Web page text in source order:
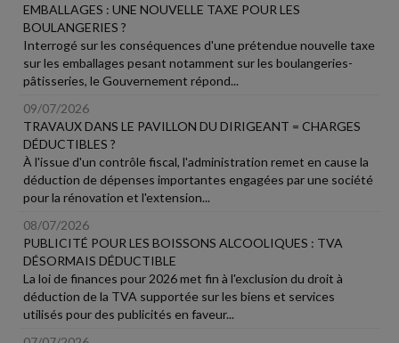
EMBALLAGES : UNE NOUVELLE TAXE POUR LES
BOULANGERIES ?
Interrogé sur les conséquences d'une prétendue nouvelle taxe
sur les emballages pesant notamment sur les boulangeries-
pâtisseries, le Gouvernement répond...
09/07/2026
TRAVAUX DANS LE PAVILLON DU DIRIGEANT = CHARGES
DÉDUCTIBLES ?
À l'issue d'un contrôle fiscal, l'administration remet en cause la
déduction de dépenses importantes engagées par une société
pour la rénovation et l'extension...
08/07/2026
PUBLICITÉ POUR LES BOISSONS ALCOOLIQUES : TVA
DÉSORMAIS DÉDUCTIBLE
La loi de finances pour 2026 met fin à l'exclusion du droit à
déduction de la TVA supportée sur les biens et services
utilisés pour des publicités en faveur...